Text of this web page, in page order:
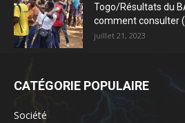
Togo/Résultats du
comment consulter
juillet 21, 2023
CATÉGORIE POPULAIRE
Société